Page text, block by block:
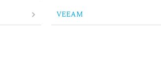
VEEAM